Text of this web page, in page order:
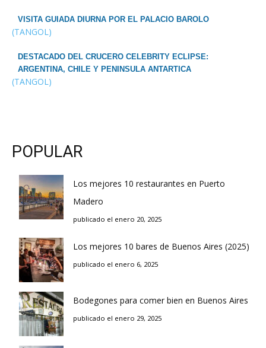
VISITA GUIADA DIURNA POR EL PALACIO BAROLO
(TANGOL)
DESTACADO DEL CRUCERO CELEBRITY ECLIPSE:
ARGENTINA, CHILE Y PENINSULA ANTARTICA
(TANGOL)
POPULAR
Los mejores 10 restaurantes en Puerto
Madero
publicado el enero 20, 2025
Los mejores 10 bares de Buenos Aires (2025)
publicado el enero 6, 2025
Bodegones para comer bien en Buenos Aires
publicado el enero 29, 2025